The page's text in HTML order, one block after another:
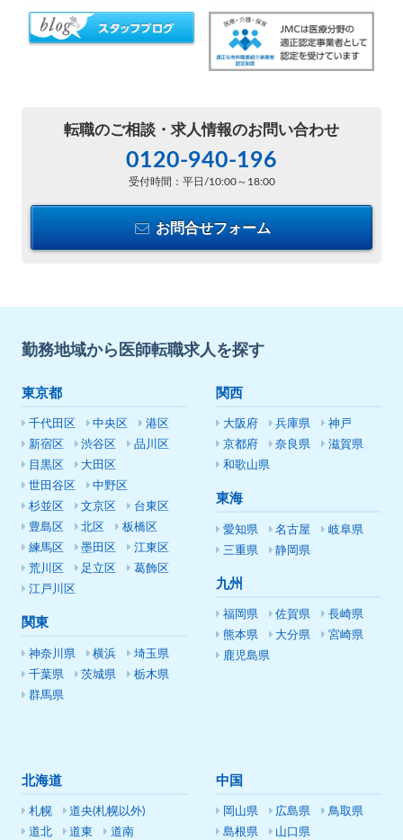
転職のご相談・ 求人情報のお問い合わせ
0120-940-196
受付時間：平日/10:00～18:00
お問合せフォーム
勤務地域から医師転職求人を探す
東京都
千代田区 中央区
港区
新宿区
渋谷区
品川区
目黒区
大田区
世田谷区
中野区
杉並区
文京区
台東区
豊島区
北区
板橋区
練馬区
墨田区
江東区
荒川区
足立区
葛飾区
江戸川区
関東
神奈川県 横浜
埼玉県
千葉県
茨城県
栃木県
群馬県
関西
大阪府 兵庫県
神戸
京都府
奈良県
滋賀県
和歌山県
東海
愛知県 名古屋
岐阜県
三重県
静岡県
九州
福岡県 佐賀県
長崎県
熊本県
大分県
宮崎県
鹿児島県
北海道
札幌
道央(札幌以外)
道北
道東 道南
中国
岡山県 広島県
鳥取県
島根県
山口県